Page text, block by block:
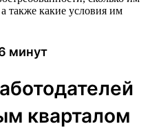
также какие условия им
минут
кварталом